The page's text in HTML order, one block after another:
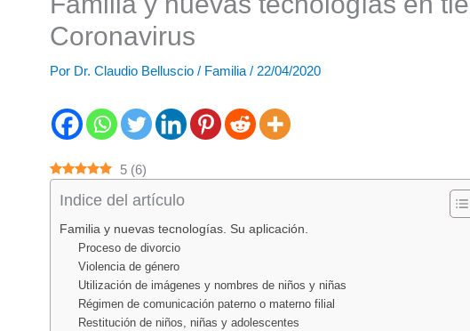
Coronavirus
Por Dr. Claudio Belluscio / Familia / 22/04/2020
5 (6)
Indice del artículo
Familia y nuevas tecnologías. Su aplicación.
Proceso de divorcio
Violencia de género
Utilización de imágenes y nombres de niños y niñas
Régimen de comunicación paterno o materno filial
Restitución de niños, niñas y adolescentes